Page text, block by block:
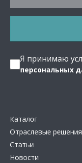
Я принимаю
персональных
Каталог
Отраслевые решения
Статьи
Новости